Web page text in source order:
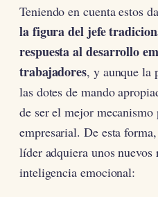
Teniendo en cuenta estos
la figura del jefe
respuesta al desarrollo
trabajadores, y aunque la
las dotes de mando
de ser el mejor
empresarial. De esta
líder adquiera unos nuevos
inteligencia emocional: